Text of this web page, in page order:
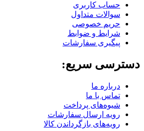
حساب کاربری
سوالات متداول
حریم خصوصی
شرایط و ضوابط
پیگیری سفارشات
دسترسی سریع:
درباره ما
تماس با ما
شیوه‌های پرداخت
رویه ارسال سفارشات
رویه‌های بازگرداندن کالا